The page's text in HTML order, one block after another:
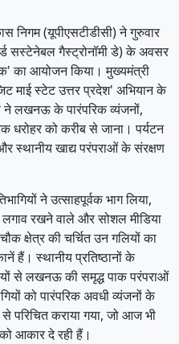
निगम (यूपीएसटीडीसी) ने गुरुवार
सस्टेनेबल गैस्ट्रोनॉमी डे) के अवसर
का आयोजन किया। मुख्यमंत्री
माई स्टेट उत्तर प्रदेश' अभियान के
ने लखनऊ के पारंपरिक व्यंजनों,
धरोहर को करीब से जाना। पर्यटन
स्थानीय खाद्य परंपराओं के संरक्षण
ने उत्साहपूर्वक भाग लिया,
रखने वाले और सोशल मीडिया
क्षेत्र की चर्चित उन गलियों का
हैं। स्थानीय प्रतिष्ठानों के
से लखनऊ की समृद्ध पाक परंपराओं
को पारंपरिक अवधी व्यंजनों के
परिचित कराया गया, जो आज भी
आकार दे रही हैं।